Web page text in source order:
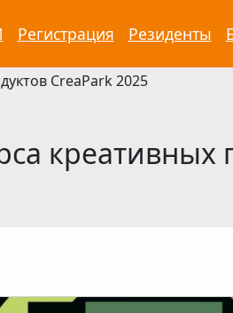
Регистрация Резиденты
CreaPark 2025
креативных